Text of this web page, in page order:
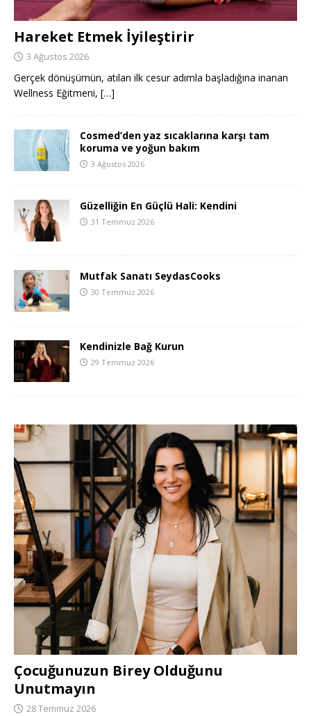
Hareket Etmek İyileştirir
3 Ağustos 2026
Gerçek dönüşümün, atılan ilk cesur adımla başladığına inanan
Wellness Eğitmeni, […]
Cosmed’den yaz sıcaklarına karşı tam
koruma ve yoğun bakım
3 Ağustos 2026
Güzelliğin En Güçlü Hali: Kendini
31 Temmuz 2026
Mutfak Sanatı SeydasCooks
30 Temmuz 2026
Kendinizle Bağ Kurun
29 Temmuz 2026
Çocuğunuzun Birey Olduğunu
Unutmayın
28 Temmuz 2026